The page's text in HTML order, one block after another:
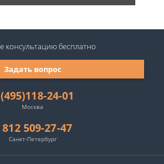
24-01
Москва
812 509-27-47
Санкт-Петербург
Задать вопрос
консультациюбесплатно